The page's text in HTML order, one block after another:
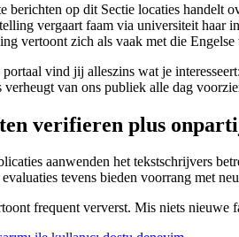
berichten op dit Sectie locaties
vergaart faam via universiteit haar
vertoont zich als vaak met die Engelse
vind jij alleszins wat je
van ons publiek alle dag
verifieren plus
aanwenden het tekstschrijvers
tevens bieden voorrang met
frequent ververst. Mis niets nieuwe